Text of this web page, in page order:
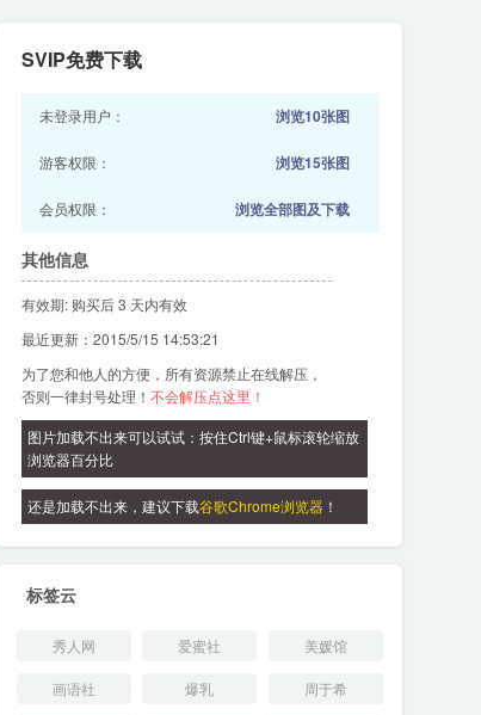
SVIP免费下载
未登录用户： 浏览10张图
游客权限： 浏览15张图
会员权限： 浏览全部图及下载
其他信息
有效期: 购买后 3 天内有效
最近更新：2015/5/15 14:53:21
为了您和他人的方便，所有资源禁止在线解压，
否则一律封号处理！ 不会解压点这里！
图片加载不出来可以试试：按住Ctrl键+鼠标滚轮缩放
浏览器百分比
还是加载不出来，建议下载谷歌Chrome浏览器 ！
标签云
秀人网 爱蜜社 美媛馆
画语社 爆乳 周于希